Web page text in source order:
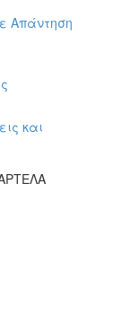
Απάντηση
και